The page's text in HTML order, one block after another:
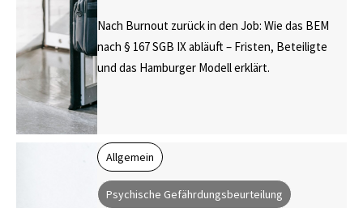
Nach Burnout zurück in den Job: Wie das BEM
nach § 167 SGB IX abläuft – Fristen, Beteiligte
und das Hamburger Modell erklärt.
Allgemein
Psychische Gefährdungsbeurteilung